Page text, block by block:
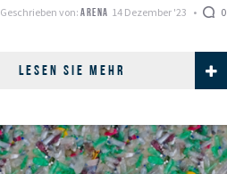
gefährlich werden. Wenn man aber
Geschrieben von:ARENA 14 Dezember '23 0
LESEN SIE MEHR